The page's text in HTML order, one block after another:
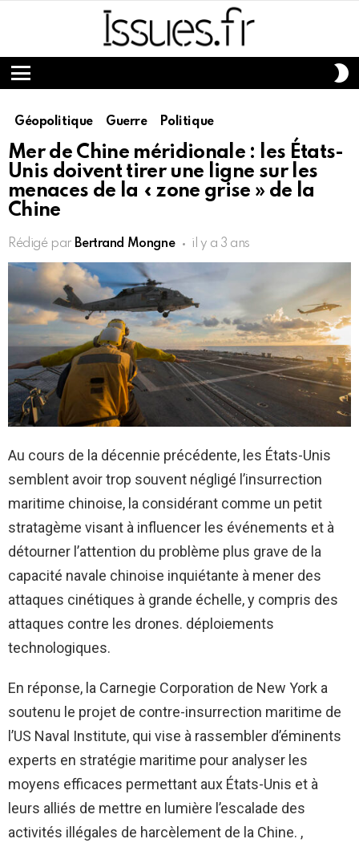
Menu
Géopolitique Guerre Politique
Mer de Chine méridionale : les États-
Unis doivent tirer une ligne sur les
menaces de la « zone grise » de la
Chine
Rédigé par Bertrand Mongne il y a 3 ans
Au cours de la décennie précédente, les États-Unis
semblent avoir trop souvent négligé l’insurrection
maritime chinoise, la considérant comme un petit
stratagème visant à influencer les événements et à
détourner l’attention du problème plus grave de la
capacité navale chinoise inquiétante à mener des
attaques cinétiques à grande échelle, y compris des
attaques contre les drones. déploiements
technologiques.
En réponse, la Carnegie Corporation de New York a
soutenu le projet de contre-insurrection maritime de
l’US Naval Institute, qui vise à rassembler d’éminents
experts en stratégie maritime pour analyser les
moyens efficaces permettant aux États-Unis et à
leurs alliés de mettre en lumière l’escalade des
activités illégales de harcèlement de la Chine. ,